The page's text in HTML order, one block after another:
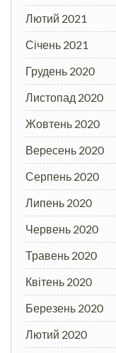
Лютий 2021
Січень 2021
Грудень 2020
Листопад 2020
Жовтень 2020
Вересень 2020
Серпень 2020
Липень 2020
Червень 2020
Травень 2020
Квітень 2020
Березень 2020
Лютий 2020